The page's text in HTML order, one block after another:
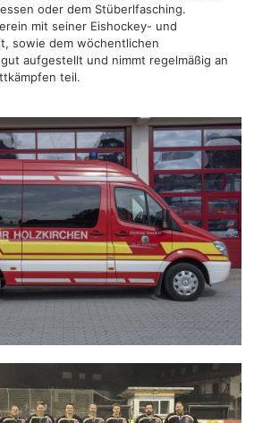
oder dem Stüberlfasching.
mit seiner Eishockey- und
sowie dem wöchentlichen
aufgestellt und nimmt regelmäßig an
teil.